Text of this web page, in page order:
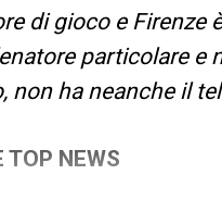
di gioco e Firenze
particolare e
non ha neanche il
TOP NEWS